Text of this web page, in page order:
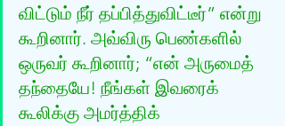
விட்டும் நீர் தப்பித்துவிட்டீர்” என்று
கூறினார். அவ்விரு பெண்களில்
ஒருவர் கூறினார்; “என் அருமைத்
தந்தையே! நீங்கள் இவரைக்
கூலிக்கு அமர்த்திக்